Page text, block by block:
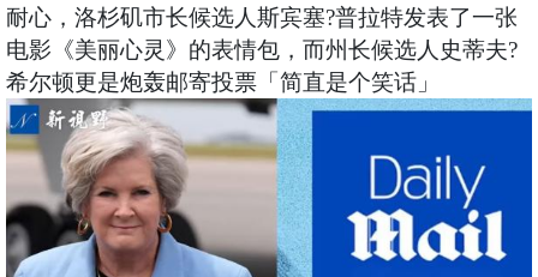
耐心，洛杉矶市长候选人斯宾塞?普拉特发表了一张
电影《美丽心灵》的表情包，而州长候选人史蒂夫?
希尔顿更是炮轰邮寄投票「简直是个笑话」